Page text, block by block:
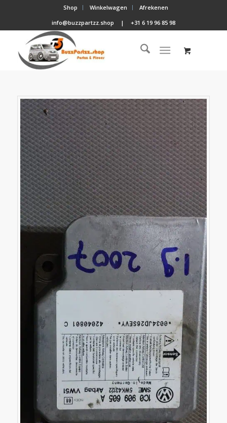
Shop Winkelwagen
Afrekenen
info@buzzpartzz.shop
| +31 6 19 96 85 98